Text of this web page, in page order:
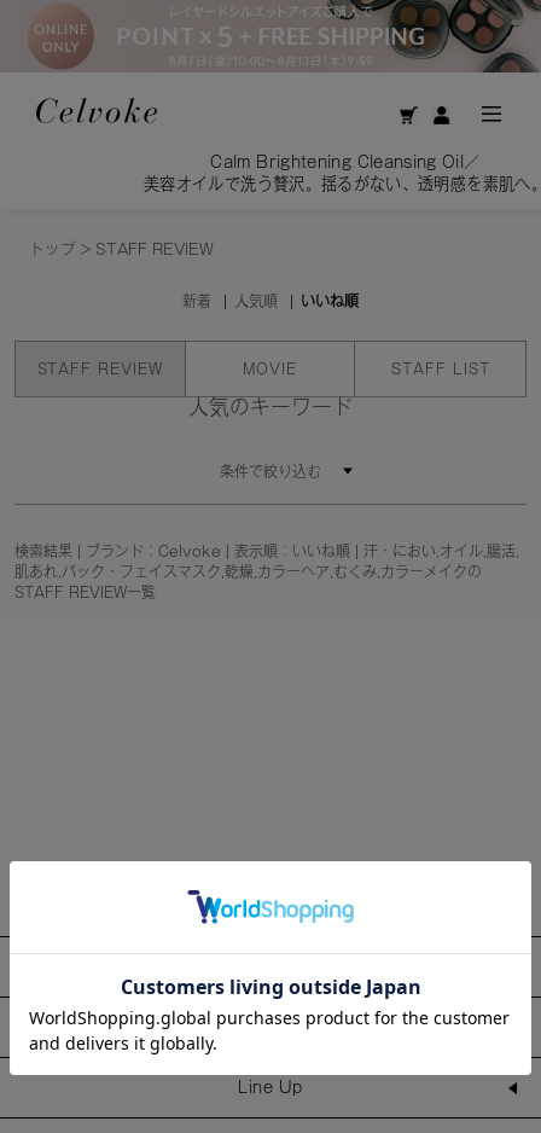
Calm Brightening Cleansing Oil／
美容オイルで洗う贅沢。揺るがない、透明感を素肌へ。
トップ > STAFF REVIEW
新着 人気順 いいね順
STAFF REVIEW MOVIE STAFF LIST
人気のキーワード
条件で絞り込む
検索結果 | ブランド：Celvoke | 表示順：いいね順 | 汗・におい,オイル,腸活,
肌あれ,パック・フェイスマスク,乾燥,カラーヘア,むくみ,カラーメイクの
STAFF REVIEW一覧
Information
Line Up